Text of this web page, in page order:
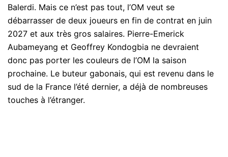
Balerdi. Mais ce n’est pas tout, l’OM veut se
débarrasser de deux joueurs en fin de contrat en juin
2027 et aux très gros salaires. Pierre-Emerick
Aubameyang et Geoffrey Kondogbia ne devraient
donc pas porter les couleurs de l’OM la saison
prochaine. Le buteur gabonais, qui est revenu dans le
sud de la France l’été dernier, a déjà de nombreuses
touches à l’étranger.